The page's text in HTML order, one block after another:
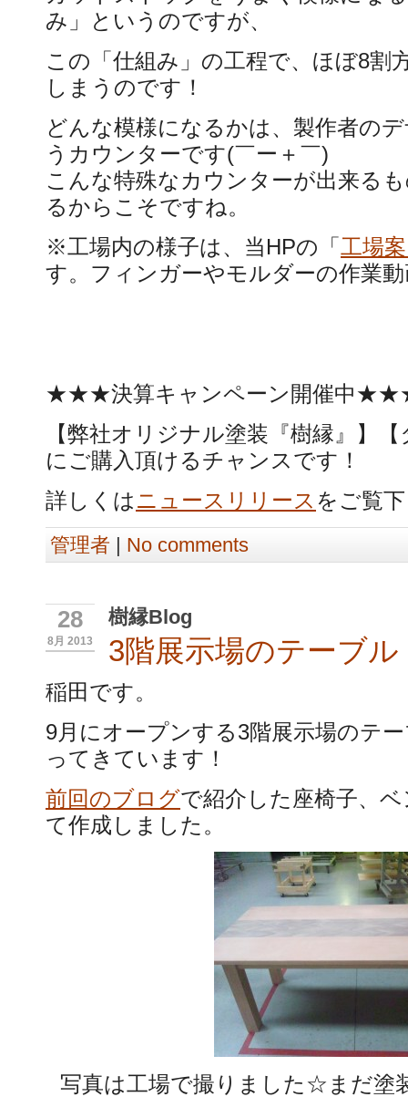
み」というのですが、
この「仕組み」の工程で、ほぼ8割
しまうのです！
どんな模様になるかは、製作者の
うカウンターです(￣ー＋￣)
こんな特殊なカウンターが出来る
るからこそですね。
※工場内の様子は、当HPの「 工場
す。フィンガーやモルダーの作業
★★★決算キャンペーン開催中
【弊社オリジナル塗装『樹縁』】
にご購入頂けるチャンスです！
詳しくはニュースリリース をご覧
管理者 | No comments
28
8月 2013
樹縁Blog
3階展示場のテーブル
稲田です。
9月にオープンする3階展示場のテ
ってきています！
前回のブログで紹介した座椅子、
て作成しました。
写真は工場で撮りました☆まだ塗